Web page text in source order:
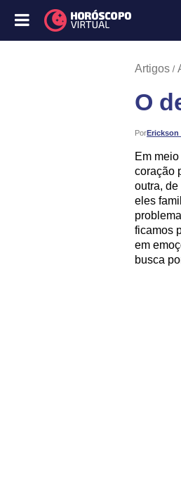
Artigos
O
PorErickson
Publicado:
Em
coração
outra,
eles
ficamos
em
busca